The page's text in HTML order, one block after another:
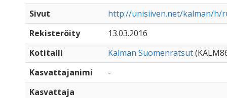
Sivut
http://unisiiven.net/kalman/h/
Rekisteröity
13.03.2016
Kotitalli
Kalman Suomenratsut
Kasvattajanimi
-
Kasvattaja